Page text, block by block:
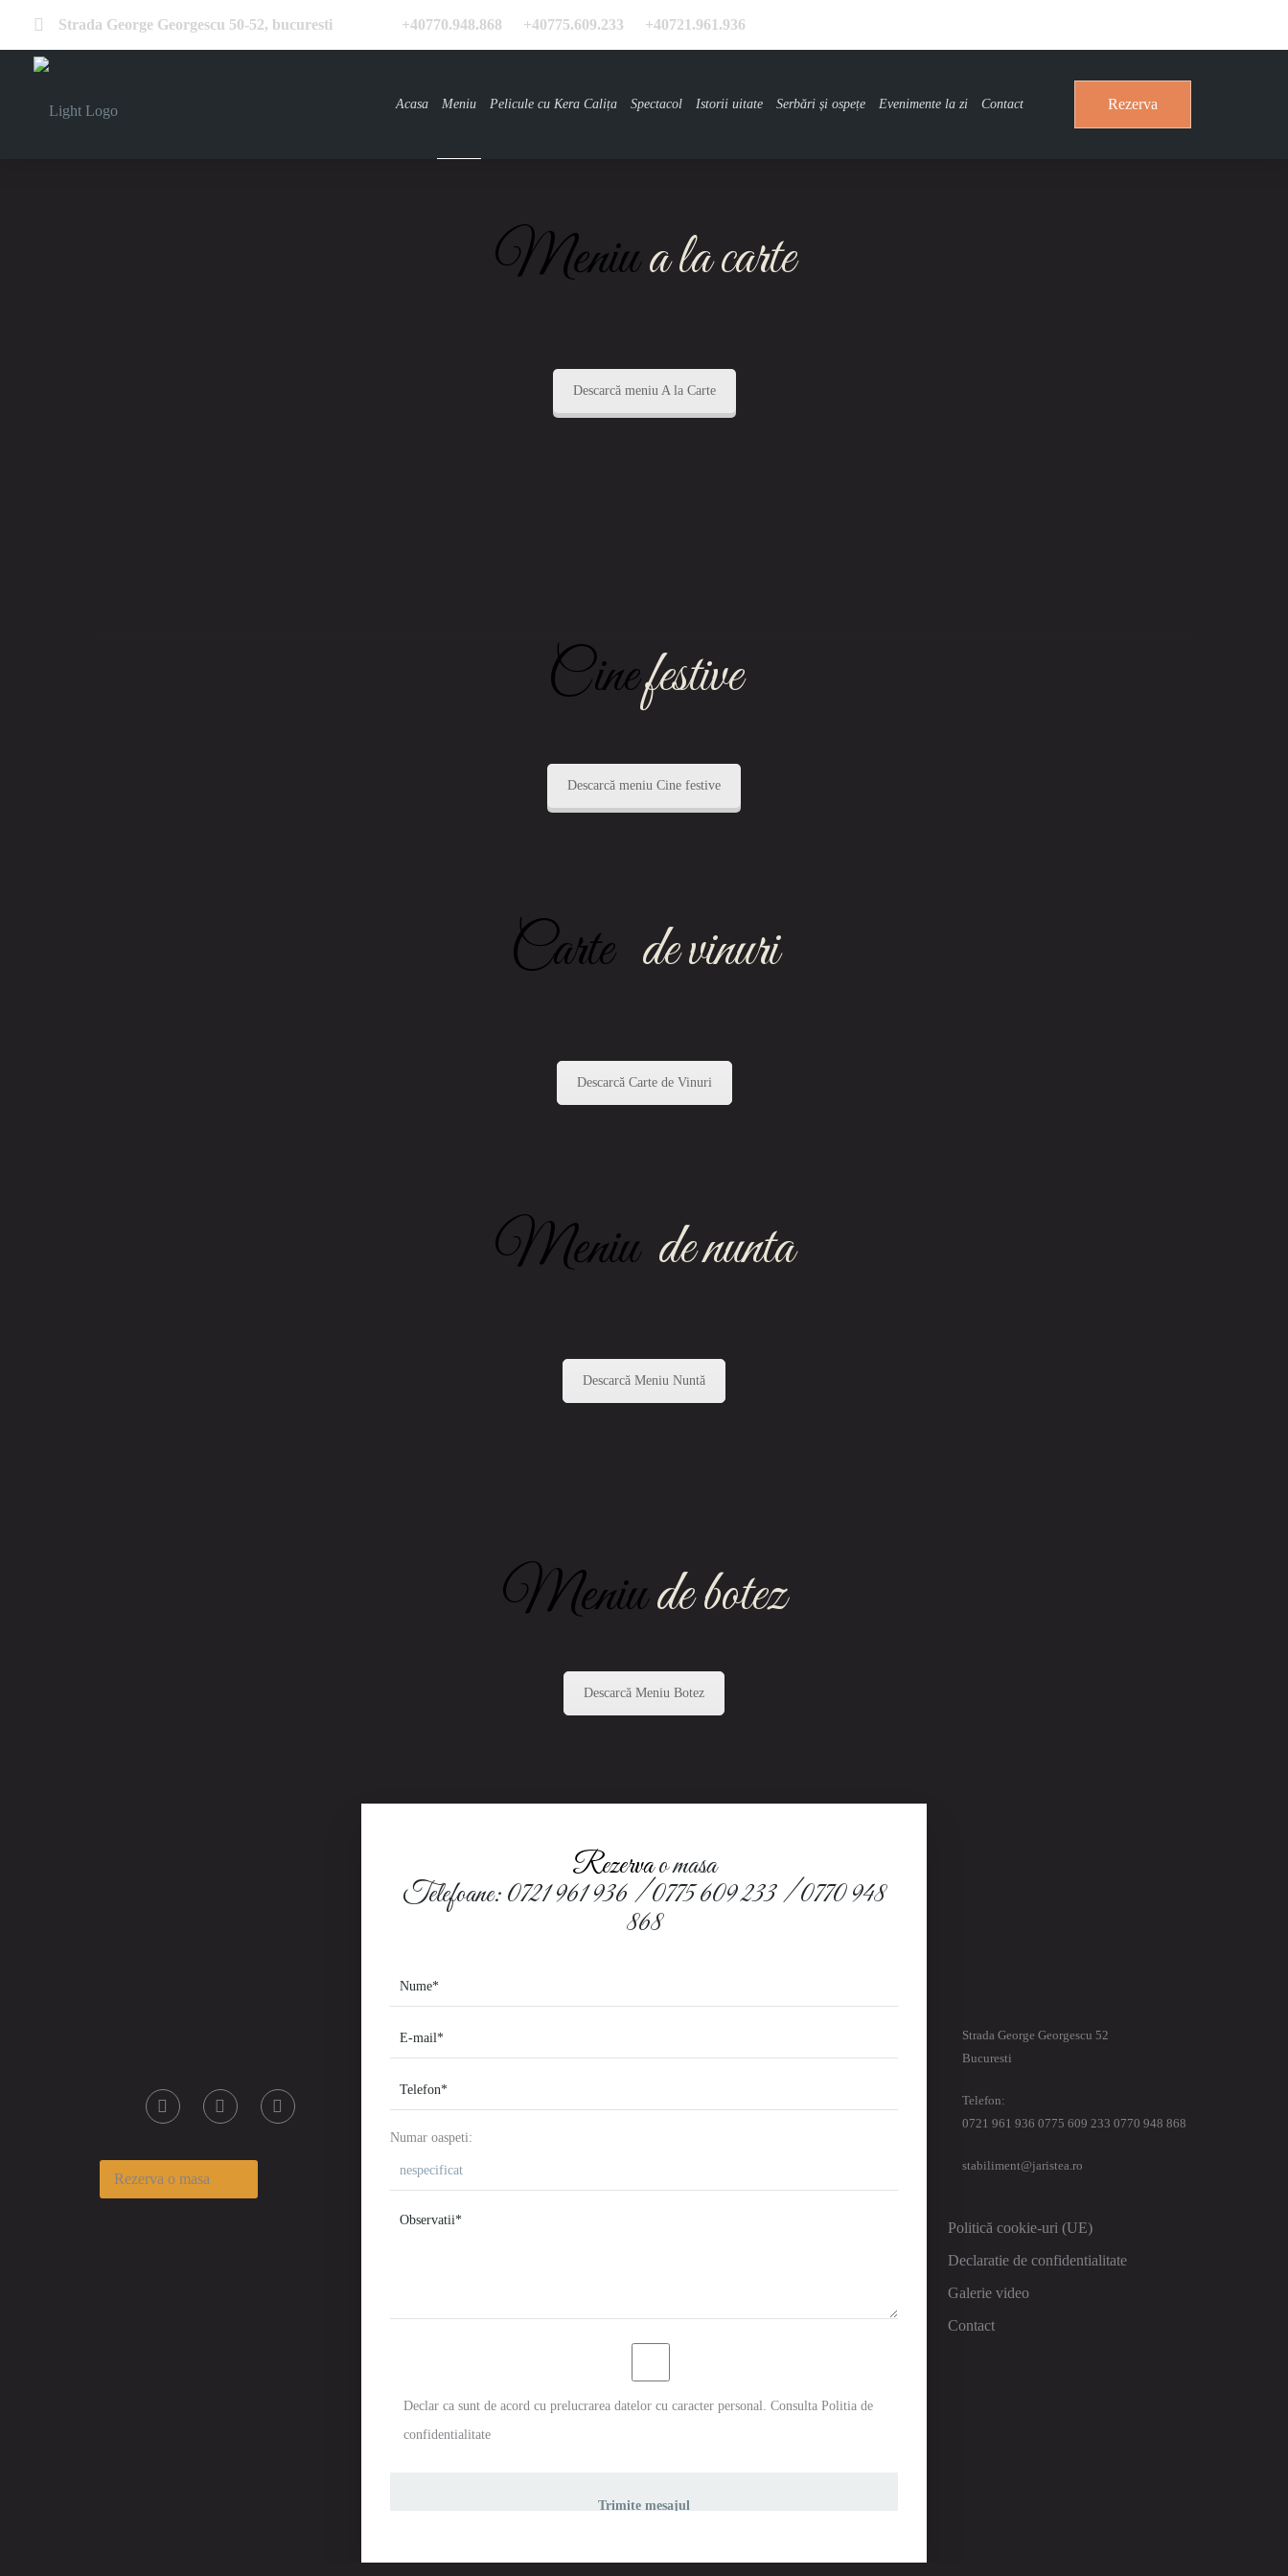
Strada George Georgescu 50-52, bucuresti +40770.948.868 +40775.609.233 +40721.961.936
Acasa Meniu Pelicule cu Kera Calița Spectacol Istorii uitate Serbări și ospețe Evenimente la zi Contact Rezerva
Meniua la carte
Descarcă meniu A la Carte
Cinefestive
Descarcă meniu Cine festive
Carte de vinuri
Descarcă Carte de Vinuri
Meniude nunta
Descarcă Meniu Nuntă
Meniude botez
Descarcă Meniu Botez
Rezerva o masa
Rezervao masa
Telefoane: 0721 961 936 / 0775 609 233 / 0770 948
868
Numar oaspeti:
Declar ca sunt de acord cu prelucrarea datelor cu caracter personal. Consulta Politia de
confidentialitate
Strada George Georgescu 52
Bucuresti
Telefon:
0721 961 936 0775 609 233 0770 948 868
stabiliment@jaristea.ro
Politică cookie-uri (UE)
Declaratie de confidentialitate
Galerie video
Contact